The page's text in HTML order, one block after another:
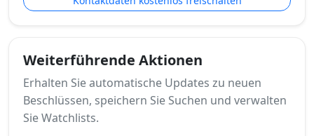
Weiterführende Aktionen
Erhalten Sie automatische Updates zu neuen
Beschlüssen, speichern Sie Suchen und verwalten
Sie Watchlists.